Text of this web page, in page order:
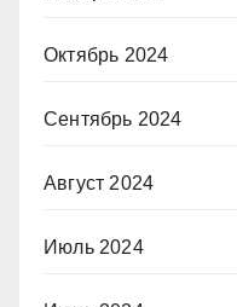
Октябрь 2024
Сентябрь 2024
Август 2024
Июль 2024